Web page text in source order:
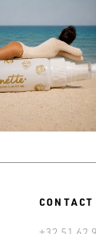
CONTACT